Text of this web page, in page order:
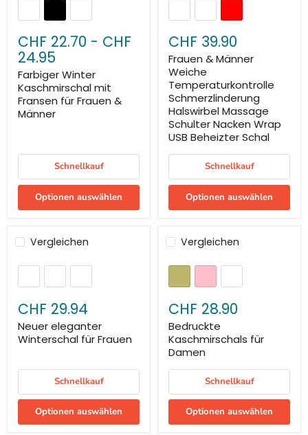
CHF 22.70 - CHF
24.95
Farbiger Winter
Kaschmirschal mit
Fransen für Frauen &
Männer
Schnellkauf
Optionen auswählen
CHF 39.90
Frauen & Männer
Weiche
Temperaturkontrolle
Schmerzlinderung
Halswirbel Massage
Schulter Nacken Wrap
USB Beheizter Schal
Schnellkauf
Optionen auswählen
Vergleichen
CHF 29.94
Neuer eleganter
Winterschal für Frauen
Schnellkauf
Optionen auswählen
Vergleichen
CHF 28.90
Bedruckte
Kaschmirschals für
Damen
Schnellkauf
Optionen auswählen